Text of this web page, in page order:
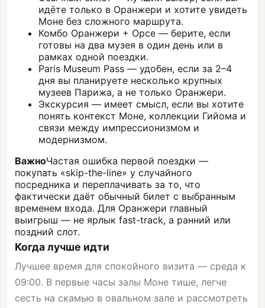
идёте только в Оранжери и хотите увидеть
Моне без сложного маршрута.
Комбо Оранжери + Орсе — берите, если
готовы на два музея в один день или в
рамках одной поездки.
Paris Museum Pass — удобен, если за 2–4
дня вы планируете несколько крупных
музеев Парижа, а не только Оранжери.
Экскурсия — имеет смысл, если вы хотите
понять контекст Моне, коллекции Гийома и
связи между импрессионизмом и
модернизмом.
ВажноЧастая ошибка первой поездки —
покупать «skip-the-line» у случайного
посредника и переплачивать за то, что
фактически даёт обычный билет с выбранным
временем входа. Для Оранжери главный
выигрыш — не ярлык fast-track, а ранний или
поздний слот.
Когда лучше идти
Лучшее время для спокойного визита — среда к
09:00. В первые часы залы Моне тише, легче
сесть на скамью в овальном зале и рассмотреть